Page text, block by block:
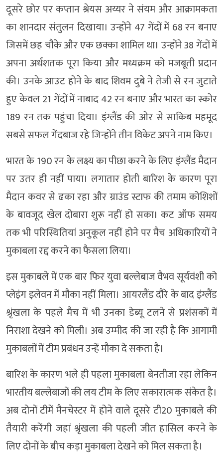
दूसरे छोर पर कप्तान श्रेयस अय्यर ने संयम और आक्रामकता
का शानदार संतुलन दिखाया। उन्होंने 47 गेंदों में 68 रन बनाए
जिसमें छह चौके और एक छक्का शामिल था। उन्होंने 38 गेंदों में
अपना अर्धशतक पूरा किया और मध्यक्रम को मजबूती प्रदान
की। उनके आउट होने के बाद शिवम दुबे ने तेजी से रन जुटाते
हुए केवल 21 गेंदों में नाबाद 42 रन बनाए और भारत का स्कोर
189 रन तक पहुंचा दिया। इंग्लैंड की ओर से साकिब महमूद
सबसे सफल गेंदबाज रहे जिन्होंने तीन विकेट अपने नाम किए।
भारत के 190 रन के लक्ष्य का पीछा करने के लिए इंग्लैंड मैदान
पर उतर ही नहीं पाया। लगातार होती बारिश के कारण पूरा
मैदान कवर से ढका रहा और ग्राउंड स्टाफ की तमाम कोशिशों
के बावजूद खेल दोबारा शुरू नहीं हो सका। कट ऑफ समय
तक भी परिस्थितियां अनुकूल नहीं होने पर मैच अधिकारियों ने
मुकाबला रद्द करने का फैसला लिया।
इस मुकाबले में एक बार फिर युवा बल्लेबाज वैभव सूर्यवंशी को
प्लेइंग इलेवन में मौका नहीं मिला। आयरलैंड दौरे के बाद इंग्लैंड
श्रृंखला के पहले मैच में भी उनका डेब्यू टलने से प्रशंसकों में
निराशा देखने को मिली। अब उम्मीद की जा रही है कि आगामी
मुकाबलों में टीम प्रबंधन उन्हें मौका दे सकता है।
बारिश के कारण भले ही पहला मुकाबला बेनतीजा रहा लेकिन
भारतीय बल्लेबाजों की लय टीम के लिए सकारात्मक संकेत है।
अब दोनों टीमें मैनचेस्टर में होने वाले दूसरे टी20 मुकाबले की
तैयारी करेंगी जहां श्रृंखला की पहली जीत हासिल करने के
लिए दोनों के बीच कड़ा मुकाबला देखने को मिल सकता है।